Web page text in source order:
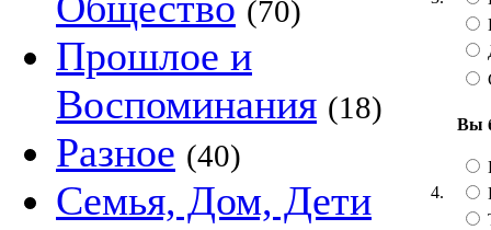
(70)
Прошлое и
Воспоминания (18)
Разное (40)
Семья, Дом, Дети 4.
Вы